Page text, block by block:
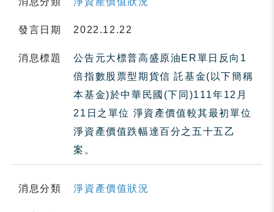
發言日期 2022.12.22
消息標題
公告元大標普高盛原油ER單日反向1
倍指數股票型期貨信 託基金(以下簡稱
本基金)於中華民國(下同)111年12月
21日之單位 淨資產價值較其最初單位
淨資產價值跌幅達百分之五十五乙
案。
消息分類 淨資產價值狀況